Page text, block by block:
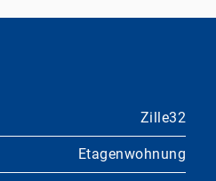
Zille32
Etagenwohnung